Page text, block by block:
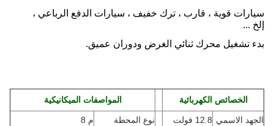
سيارات قوية ، قارب ، ترك خفيف ، سيارات الدفع الرباعي ،
إلخ ...
بدء تشغيل محرك ثنائي الغرض ودوران عميق.
الخصائص الكهربائية المواصفات الميكانيكية
الجهد الاسمي 12.8 فولت نوع المحطة
م 8